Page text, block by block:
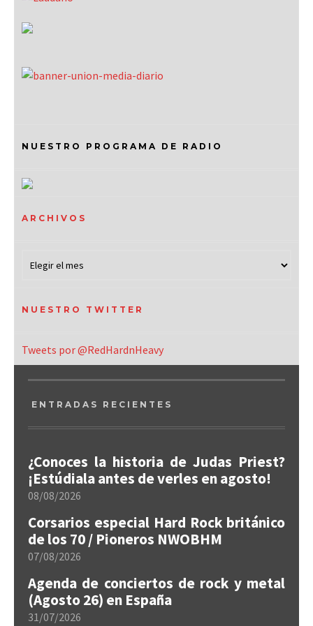
NUESTRO PROGRAMA DE RADIO
ARCHIVOS
NUESTRO TWITTER
Tweets por @RedHardnHeavy
ENTRADAS RECIENTES
¿Conoces la historia de Judas Priest?
¡Estúdiala antes de verles en agosto!
08/08/2026
Corsarios especial Hard Rock británico
de los 70 / Pioneros NWOBHM
07/08/2026
Agenda de conciertos de rock y metal
(Agosto 26) en España
31/07/2026